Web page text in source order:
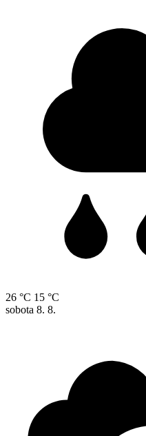
26 °C 15 °C
sobota 8. 8.